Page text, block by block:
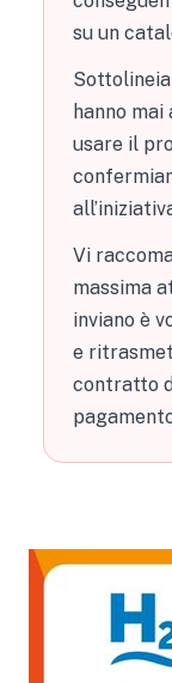
su un
hanno
usare il
Vi
massima
inviano è
e
contratto